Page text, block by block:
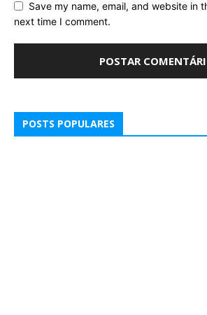
Save my name, email, and website in
next time I comment.
POSTS POPULARES